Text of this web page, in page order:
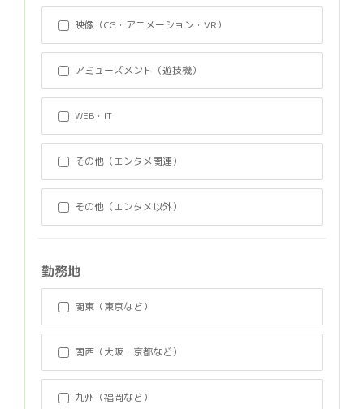
映像（CG・アニメーション・VR）
アミューズメント（遊技機）
WEB・IT
その他（エンタメ関連）
その他（エンタメ以外）
勤務地
関東（東京など）
関西（大阪・京都など）
九州（福岡など）